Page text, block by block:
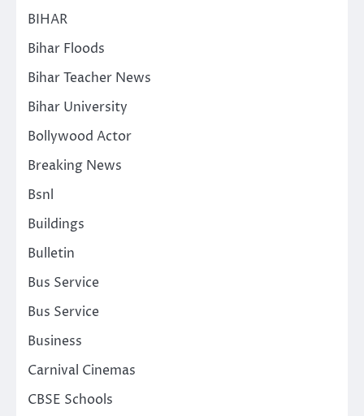
BIHAR
Bihar Floods
Bihar Teacher News
Bihar University
Bollywood Actor
Breaking News
Bsnl
Buildings
Bulletin
Bus Service
Bus Service
Business
Carnival Cinemas
CBSE Schools